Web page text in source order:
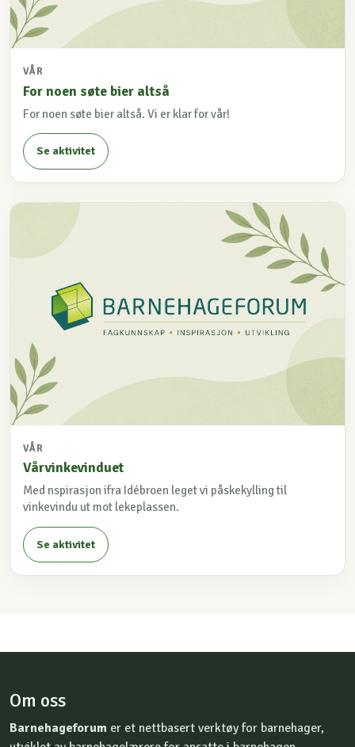
VÅR
For noen søte bier altså
For noen søte bier altså. Vi er klar for vår!
Se aktivitet
VÅR
Vårvinkevinduet
Med nspirasjon ifra Idébroen leget vi påskekylling til
vinkevindu ut mot lekeplassen.
Se aktivitet
Om oss
Barnehageforum er et nettbasert verktøy for barnehager,